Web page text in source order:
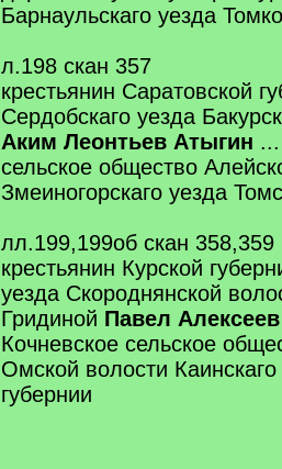
Барнаульскаго уезда
л.198 скан 357
крестьянин Саратовской
Сердобскаго уезда
Аким Леонтьев Атыгин
сельское общество
Змеиногорскаго уезда
лл.199,199об скан 358,359
крестьянин Курской
уезда Скороднянской
Гридиной Павел
Кочневское сельское
Омской волости
губернии